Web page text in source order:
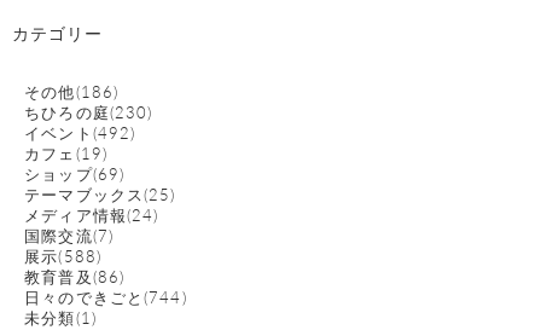
カテゴリー
その他(186)
ちひろの庭(230)
イベント(492)
カフェ(19)
ショップ(69)
テーマブックス(25)
メディア情報(24)
国際交流(7)
展示(588)
教育普及(86)
日々のできごと(744)
未分類(1)